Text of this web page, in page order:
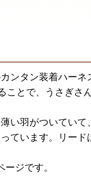
ンタン装着ハーネ
ことで、うさぎさ
い羽がついてい
ています。リード
ジです。